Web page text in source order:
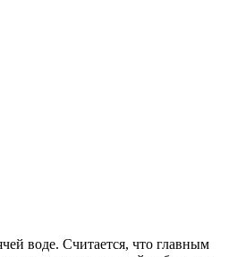
воде. Считается, что главным